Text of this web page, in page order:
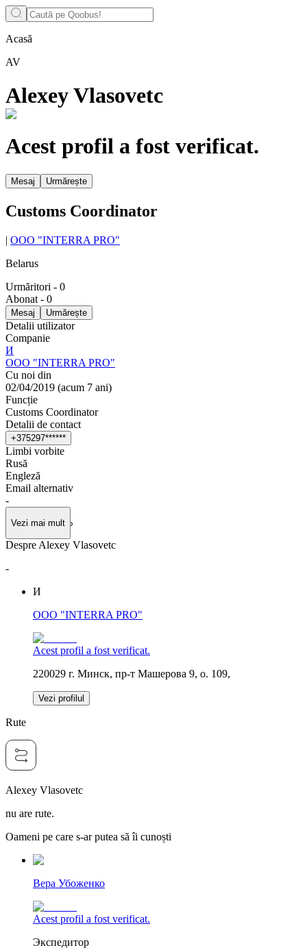
Acasă
AV
Alexey Vlasovetc
Acest profil a fost verificat.
Mesaj Urmărește
Customs Coordinator
| OOO "INTERRA PRO"
Belarus
Urmăritori - 0
Abonat - 0
Mesaj Urmărește
Detalii utilizator
Companie
И
OOO "INTERRA PRO"
Cu noi din
02/04/2019 (acum 7 ani)
Funcție
Customs Coordinator
Detalii de contact
+375297******
Limbi vorbite
Rusă
Engleză
Email alternativ
-
Vezi mai mult
Despre Alexey Vlasovetc
-
И
OOO "INTERRA PRO"
Acest profil a fost verificat.
220029 г. Минск, пр-т Машерова 9, о. 109,
Vezi profilul
Rute
Alexey Vlasovetc
nu are rute.
Oameni pe care s-ar putea să îi cunoști
Вера Убоженко
Acest profil a fost verificat.
Экспедитор